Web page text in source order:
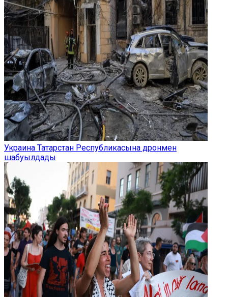
Украина Татарстан Республикасына дронмен
шабуылдады